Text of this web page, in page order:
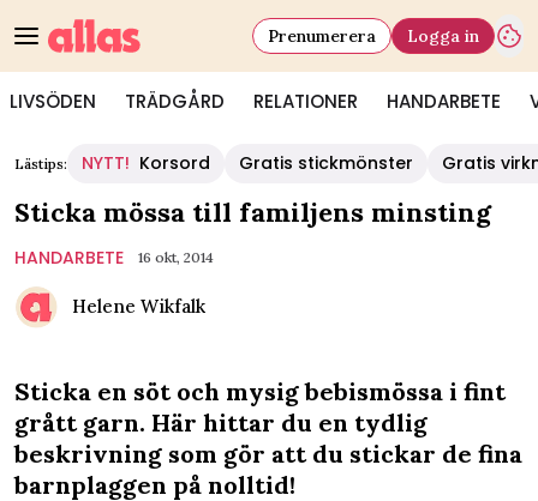
LIVSÖDEN TRÄDGÅRD RELATIONER HANDARBETE
Prenumerera Logga in
Lästips: NYTT! Korsord Gratis stickmönster Gratis
Sticka mössa till familjens minsting
HANDARBETE 16 okt, 2014
Helene Wikfalk
Sticka en söt och mysig bebismössa i fint
grått garn. Här hittar du en tydlig
beskrivning som gör att du stickar de fina
barnplaggen på nolltid!